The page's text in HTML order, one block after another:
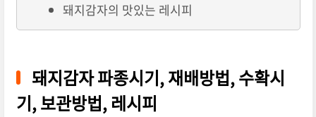
돼지감자의 맛있는 레시피
돼지감자 파종시기, 재배방법, 수확시
기, 보관방법, 레시피